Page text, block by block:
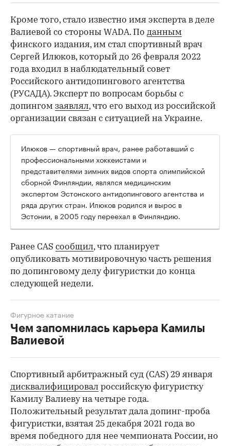
Кроме того, стало известно имя эксперта в деле
Валиевой со стороны WADA. По данным
финского издания, им стал спортивный врач
Сергей Илюков, который до 26 февраля 2022
года входил в наблюдательный совет
Российского антидопингового агентства
(РУСАДА). Эксперт по вопросам борьбы с
допингом заявлял, что его выход из российской
организации связан с ситуацией на Украине.
Илюков — спортивный врач, ранее работавший с
профессиональными хоккеистами и
представителями зимних видов спорта олимпийской
сборной Финляндии, являлся медицинским
экспертом Эстонского антидопингового агентства и
ряда других стран. Илюков родился и вырос в
Эстонии, в 2005 году переехал в Финляндию.
Ранее CAS сообщил, что планирует
опубликовать мотивировочную часть решения
по допинговому делу фигуристки до конца
следующей недели.
Чем запомнилась карьера Камилы
Валиевой
Фигурное катание
Спортивный арбитражный суд (CAS) 29 января
дисквалифицировал российскую фигуристку
Камилу Валиеву на четыре года.
Положительный результат дала допинг-проба
фигуристки, взятая 25 декабря 2021 года во
время победного для нее чемпионата России, но